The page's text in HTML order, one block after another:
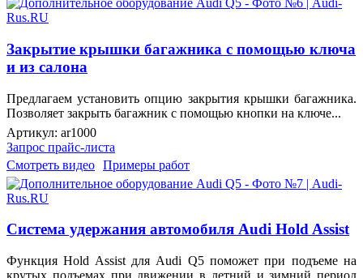
Закрытие крышки багажника с помощью ключа
и из салона
Предлагаем установить опцию закрытия крышки багажника.
Позволяет закрыть багажник с помощью кнопки на ключе...
Артикул: ar1000
Запрос прайс-листа
Смотреть видео Примеры работ
Система удержания автомобиля Audi Hold Assist
Функция Hold Assist для Audi Q5 поможет при подъеме на
крутых подъемах при движении в летний и зимний период